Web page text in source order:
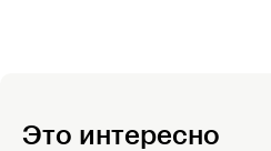
Это интересно